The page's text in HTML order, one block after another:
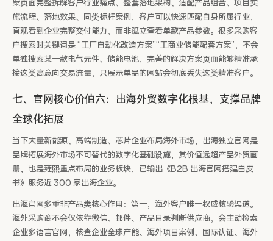
案页面完整拆解客户行业痛点、整套落地架构、适配产品组合、项目实
施流程、落地效果、同类标杆案例，客户可以快速匹配自身所属行业，
直观看到企业完整交付能力，而非孤立查看单款产品参数。很多采购客
户搜索时关键词是 “工厂自动化改造方案”“工商业储能配套方案”，不会
单独搜索某一款电气元件、储能电池，完善的解决方案页面能够精准承
接这类高意向交易流量，只展示单品的网站会彻底丢失这类精准客户。
七、官网核心价值六：出海外贸数字化根基，支撑品牌
全球化拓展
当下大量新能源、高端制造、芯片企业布局海外市场，出海独立官网是
品牌拓展海外市场不可替代的数字化基础设施，其价值远超产品外贸画
册，也是雍熙重点布局的业务板块，已输出《B2B 出海官网搭建白皮
书》服务近 300 家出海企业。
出海官网多重非产品类核心作用：第一，海外客户唯一权威核验渠道。
海外采购商不会仅依靠微信、邮件、产品目录判断供应商，会主动检索
企业多语言官网，核查企业全球产能、海外项目案例、国际认证、海外